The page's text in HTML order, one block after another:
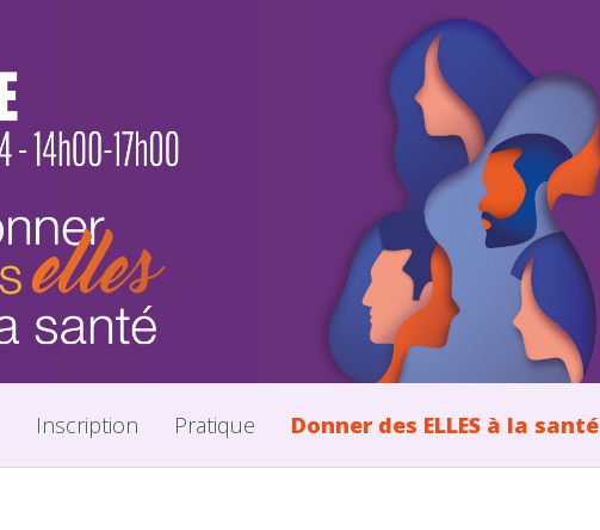
Inscription Pratique Donner des ELLES à la santé